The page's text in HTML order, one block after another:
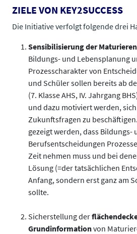
ZIELE VON KEY2SUCCESS
Die Initiative verfolgt folgende drei
Sensibilisierung der
Bildungs- und Lebensplanung
Prozesscharakter von
und Schüler sollen bereits ab
(7. Klasse AHS, IV. Jahrgang
und dazu motiviert werden,
Zukunftsfragen zu
gezeigt werden, dass Bildungs-
Berufsentscheidungen
Zeit nehmen muss und bei
Lösung (=der tatsächlichen
Anfang, sondern erst ganz am
sollte.
Sicherstellung der
Grundinformationvon